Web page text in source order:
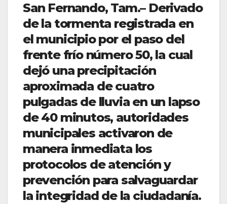
San Fernando, Tam.– Derivado
de la tormenta registrada en
el municipio por el paso del
frente frío número 50, la cual
dejó una precipitación
aproximada de cuatro
pulgadas de lluvia en un lapso
de 40 minutos, autoridades
municipales activaron de
manera inmediata los
protocolos de atención y
prevención para salvaguardar
la integridad de la ciudadanía.